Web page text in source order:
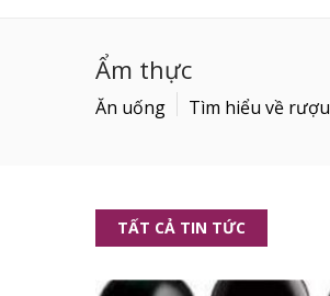
Ẩm thực
Ăn uống Tìm hiểu về rượu
TẤT CẢ TIN TỨC